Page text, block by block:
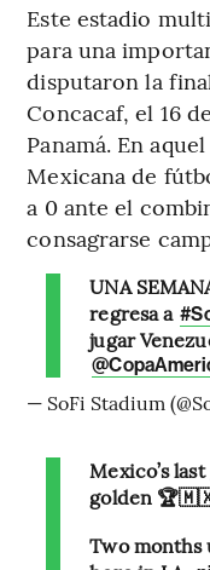
Este estadio
para una
disputaron la
Concacaf, el 16
Panamá. En
Mexicana de
a 0 ante el
consagrarse
UNA
regresa a
jugar
— SoFi Stadium
Mexico’s
golden
Two